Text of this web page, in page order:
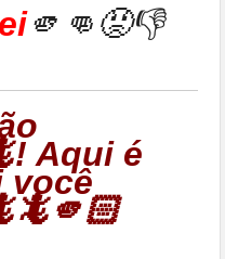
🫵👊😡👎
Aqui é
você